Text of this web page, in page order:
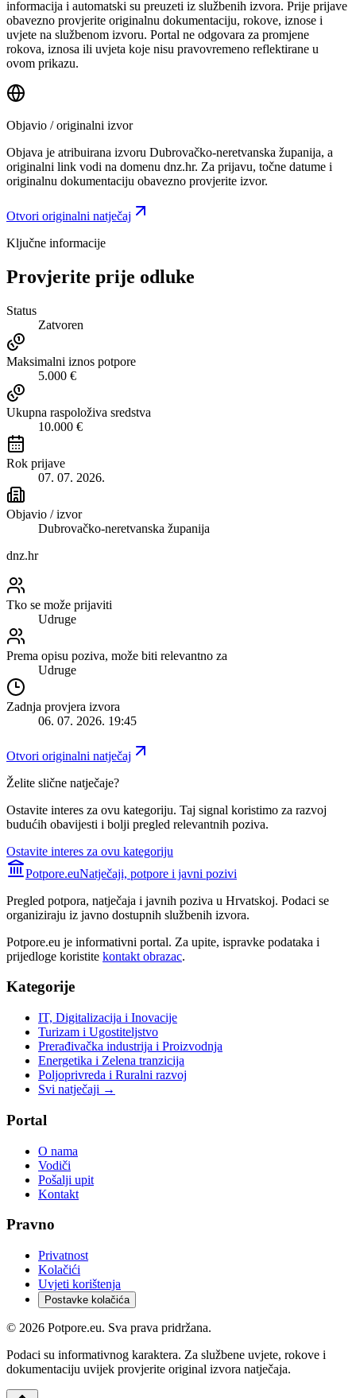
informacija i automatski su preuzeti iz službenih izvora. Prije prijave
obavezno provjerite originalnu dokumentaciju, rokove, iznose i
uvjete na službenom izvoru. Portal ne odgovara za promjene
rokova, iznosa ili uvjeta koje nisu pravovremeno reflektirane u
ovom prikazu.
Objavio / originalni izvor
Objava je atribuirana izvoru Dubrovačko-neretvanska županija, a
originalni link vodi na domenu dnz.hr. Za prijavu, točne datume i
originalnu dokumentaciju obavezno provjerite izvor.
Otvori originalni natječaj
Ključne informacije
Provjerite prije odluke
Status
Zatvoren
Maksimalni iznos potpore
5.000 €
Ukupna raspoloživa sredstva
10.000 €
Rok prijave
07. 07. 2026.
Objavio / izvor
Dubrovačko-neretvanska županija
dnz.hr
Tko se može prijaviti
Udruge
Prema opisu poziva, može biti relevantno za
Udruge
Zadnja provjera izvora
06. 07. 2026. 19:45
Otvori originalni natječaj
Želite slične natječaje?
Ostavite interes za ovu kategoriju. Taj signal koristimo za razvoj
budućih obavijesti i bolji pregled relevantnih poziva.
Ostavite interes za ovu kategoriju
Potpore.euNatječaji, potpore i javni pozivi
Pregled potpora, natječaja i javnih poziva u Hrvatskoj. Podaci se
organiziraju iz javno dostupnih službenih izvora.
Potpore.eu je informativni portal. Za upite, ispravke podataka i
prijedloge koristite kontakt obrazac.
Kategorije
IT, Digitalizacija i Inovacije
Turizam i Ugostiteljstvo
Prerađivačka industrija i Proizvodnja
Energetika i Zelena tranzicija
Poljoprivreda i Ruralni razvoj
Svi natječaji →
Portal
O nama
Vodiči
Pošalji upit
Kontakt
Pravno
Privatnost
Kolačići
Uvjeti korištenja
Postavke kolačića
© 2026 Potpore.eu. Sva prava pridržana.
Podaci su informativnog karaktera. Za službene uvjete, rokove i
dokumentaciju uvijek provjerite original izvora natječaja.